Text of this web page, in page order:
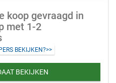
koop gevraagd in
met 1-2
BEKIJKEN?>>
BEKIJKEN